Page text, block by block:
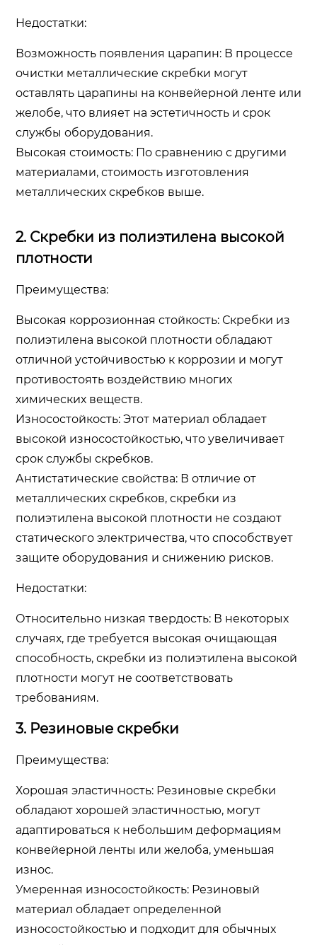
Недостатки:
Возможность появления царапин: В процессе
очистки металлические скребки могут
оставлять царапины на конвейерной ленте или
желобе, что влияет на эстетичность и срок
службы оборудования.
Высокая стоимость: По сравнению с другими
материалами, стоимость изготовления
металлических скребков выше.
2. Скребки из полиэтилена высокой
плотности
Преимущества:
Высокая коррозионная стойкость: Скребки из
полиэтилена высокой плотности обладают
отличной устойчивостью к коррозии и могут
противостоять воздействию многих
химических веществ.
Износостойкость: Этот материал обладает
высокой износостойкостью, что увеличивает
срок службы скребков.
Антистатические свойства: В отличие от
металлических скребков, скребки из
полиэтилена высокой плотности не создают
статического электричества, что способствует
защите оборудования и снижению рисков.
Недостатки:
Относительно низкая твердость: В некоторых
случаях, где требуется высокая очищающая
способность, скребки из полиэтилена высокой
плотности могут не соответствовать
требованиям.
3. Резиновые скребки
Преимущества:
Хорошая эластичность: Резиновые скребки
обладают хорошей эластичностью, могут
адаптироваться к небольшим деформациям
конвейерной ленты или желоба, уменьшая
износ.
Умеренная износостойкость: Резиновый
материал обладает определенной
износостойкостью и подходит для обычных